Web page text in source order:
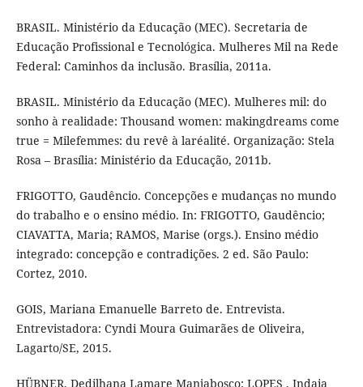
BRASIL. Ministério da Educação (MEC). Secretaria de
Educação Profissional e Tecnológica. Mulheres Mil na Rede
Federal: Caminhos da inclusão. Brasília, 2011a.
BRASIL. Ministério da Educação (MEC). Mulheres mil: do
sonho à realidade: Thousand women: makingdreams come
true = Milefemmes: du revê à laréalité. Organização: Stela
Rosa – Brasília: Ministério da Educação, 2011b.
FRIGOTTO, Gaudêncio. Concepções e mudanças no mundo
do trabalho e o ensino médio. In: FRIGOTTO, Gaudêncio;
CIAVATTA, Maria; RAMOS, Marise (orgs.). Ensino médio
integrado: concepção e contradições. 2 ed. São Paulo:
Cortez, 2010.
GOIS, Mariana Emanuelle Barreto de. Entrevista.
Entrevistadora: Cyndi Moura Guimarães de Oliveira,
Lagarto/SE, 2015.
HÜBNER, Dedilhana Lamare Manjabosco; LOPES , Indaia